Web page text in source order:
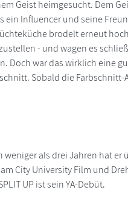
Geist heimgesucht. Dem
Influencer und seine
brodelt erneut
- und wagen es
Doch war das wirklich eine
Sobald die
als drei Jahren hat er
City University Film und
UP ist sein YA-Debüt.